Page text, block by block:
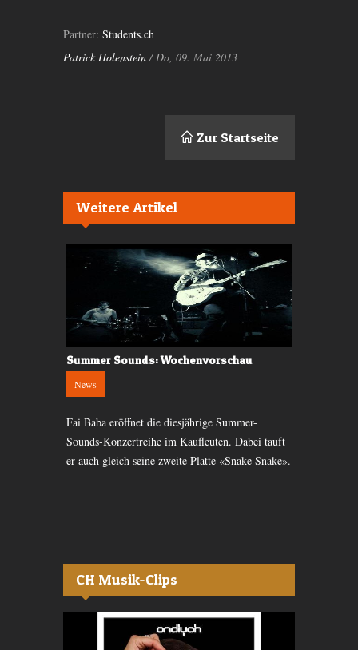
Partner: Students.ch
Patrick Holenstein / Do, 09. Mai 2013
Zur Startseite
Weitere Artikel
Summer Sounds: Wochenvorschau
News
Fai Baba eröffnet die diesjährige Summer-
Sounds-Konzertreihe im Kaufleuten. Dabei tauft
er auch gleich seine zweite Platte «Snake Snake».
CH Musik-Clips